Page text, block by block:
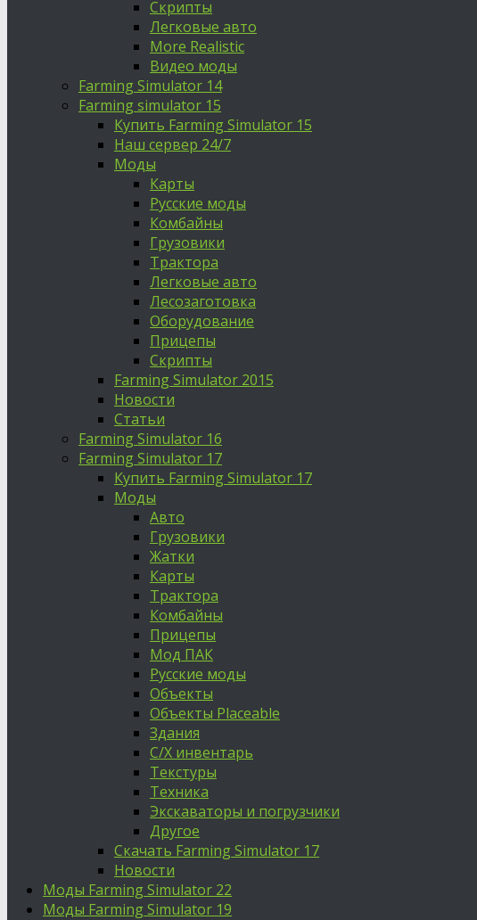
Скрипты
Легковые авто
More Realistic
Видео моды
Farming Simulator 14
Farming simulator 15
Купить Farming Simulator 15
Наш сервер 24/7
Моды
Карты
Русские моды
Комбайны
Грузовики
Трактора
Легковые авто
Лесозаготовка
Оборудование
Прицепы
Скрипты
Farming Simulator 2015
Новости
Статьи
Farming Simulator 16
Farming Simulator 17
Купить Farming Simulator 17
Моды
Авто
Грузовики
Жатки
Карты
Трактора
Комбайны
Прицепы
Мод ПАК
Русские моды
Объекты
Объекты Placeable
Здания
С/Х инвентарь
Текстуры
Техника
Экскаваторы и погрузчики
Другое
Скачать Farming Simulator 17
Новости
Моды Farming Simulator 22
Моды Farming Simulator 19